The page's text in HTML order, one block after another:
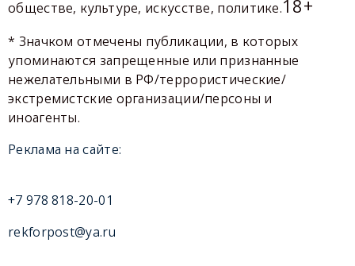
обществе, культуре, искусстве, политике.18+
* Значком отмечены публикации, в которых
упоминаются запрещенные или признанные
нежелательными в РФ/террористические/
экстремистские организации/персоны и
иноагенты.
Реклама на сайте:
+7 978 818-20-01
rekforpost@ya.ru